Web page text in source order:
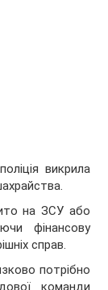
викрила
на ЗСУ або
фінансову
справ.
потрібно
команди